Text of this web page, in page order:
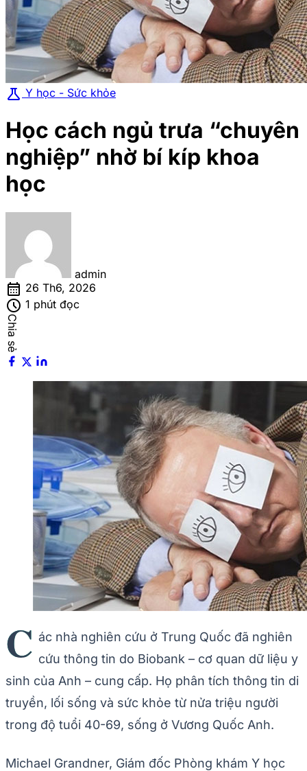
science Y học - Sức khỏe
Học cách ngủ trưa “chuyên
nghiệp” nhờ bí kíp khoa
học
admin
calendar_month 26 Th6, 2026
schedule 1 phút đọc
Chia sẻ
C ác nhà nghiên cứu ở Trung Quốc đã nghiên
cứu thông tin do Biobank – cơ quan dữ liệu y
sinh của Anh – cung cấp. Họ phân tích thông tin di
truyền, lối sống và sức khỏe từ nửa triệu người
trong độ tuổi 40-69, sống ở Vương Quốc Anh.
Michael Grandner, Giám đốc Phòng khám Y học